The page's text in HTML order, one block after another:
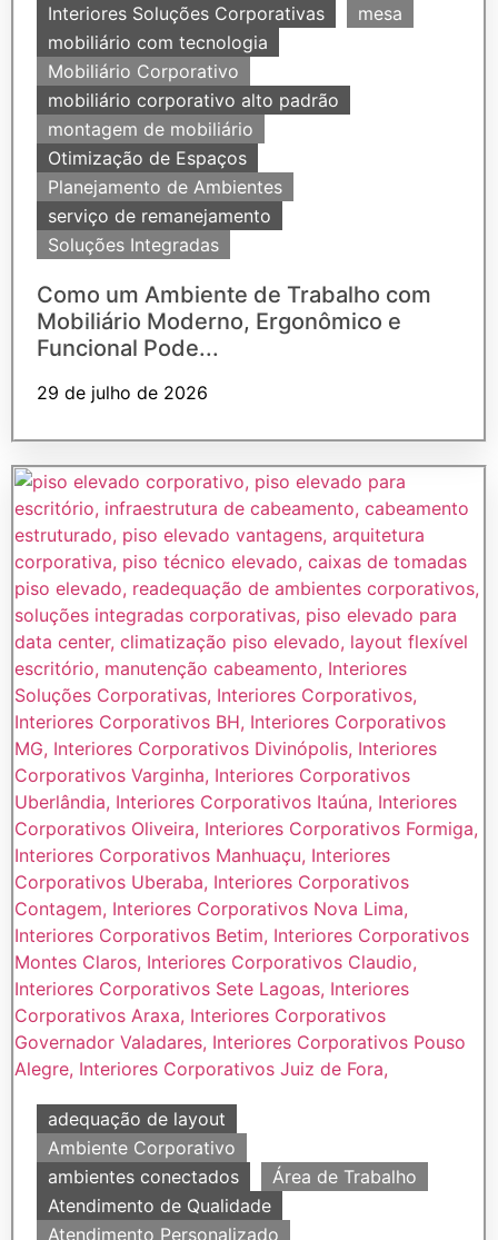
Interiores Soluções Corporativas
mesa
mobiliário com tecnologia
Mobiliário Corporativo
mobiliário corporativo alto padrão
montagem de mobiliário
Otimização de Espaços
Planejamento de Ambientes
serviço de remanejamento
Soluções Integradas
Como um Ambiente de Trabalho com
Mobiliário Moderno, Ergonômico e
Funcional Pode...
29 de julho de 2026
adequação de layout
Ambiente Corporativo
ambientes conectados
Área de Trabalho
Atendimento de Qualidade
Atendimento Personalizado